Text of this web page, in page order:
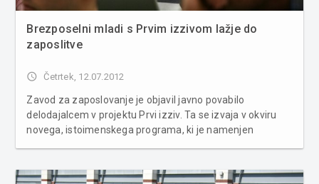
Brezposelni mladi s Prvim izzivom lažje do
zaposlitve
access_time Četrtek, 12.07.2012
Zavod za zaposlovanje je objavil javno povabilo
delodajalcem v projektu Prvi izziv. Ta se izvaja v okviru
novega, istoimenskega programa, ki je namenjen
subvencioniranih zaposlitev za b...